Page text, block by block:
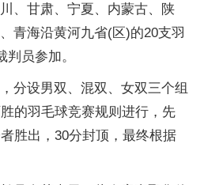
、甘肃、宁夏、内蒙古、陕
青海沿黄河九省(区)的20支羽
员参加。
分设男双、混双、女双三个组
的羽毛球竞赛规则进行，先
胜出，30分封顶，最终根据